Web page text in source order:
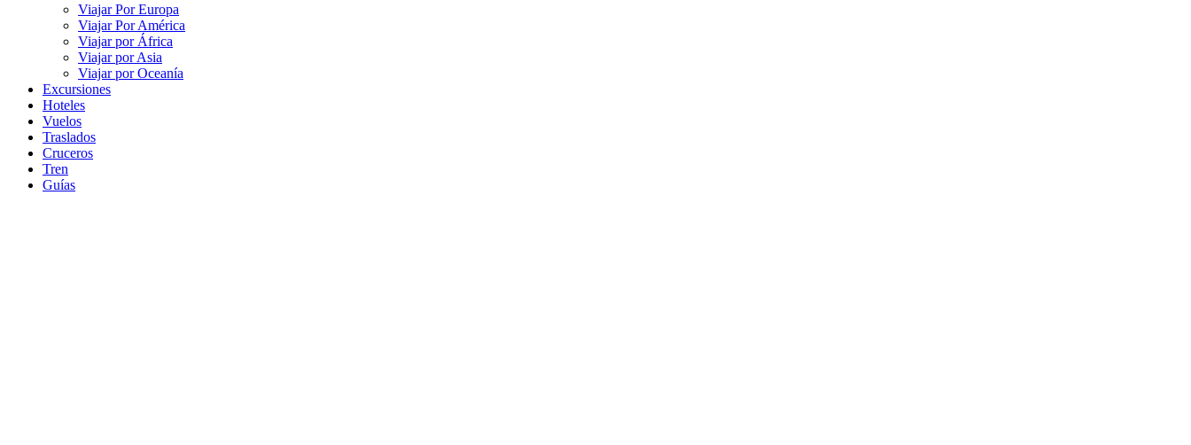
Viajar Por Europa
Viajar Por América
Viajar por África
Viajar por Asia
Viajar por Oceanía
Excursiones
Hoteles
Vuelos
Traslados
Cruceros
Tren
Guías